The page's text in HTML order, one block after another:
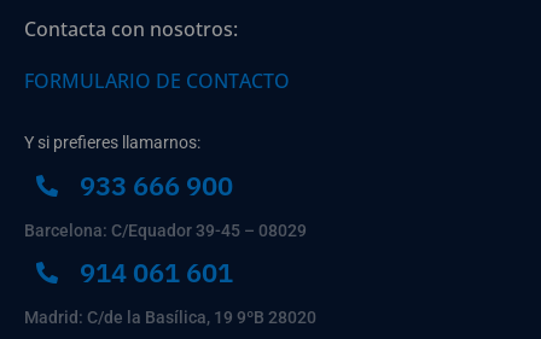
Contacta con nosotros:
FORMULARIO DE CONTACTO
Y si prefieres llamarnos:
933 666 900
Barcelona: C/Equador 39-45 – 08029
914 061 601
Madrid: C/de la Basílica, 19 9ºB 28020